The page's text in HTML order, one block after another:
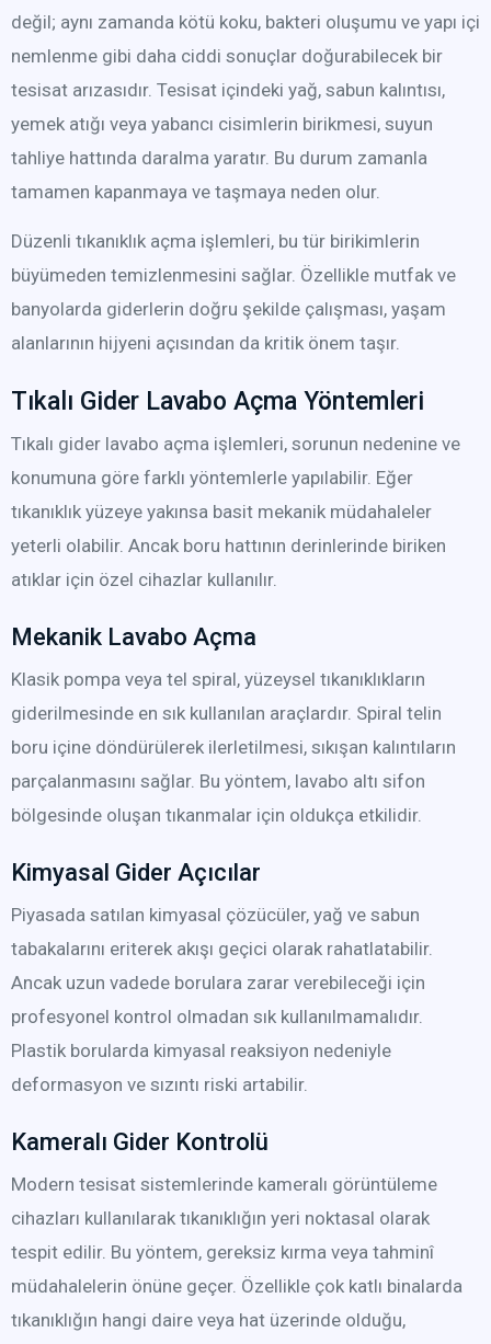
değil; aynı zamanda kötü koku, bakteri oluşumu ve yapı içi
nemlenme gibi daha ciddi sonuçlar doğurabilecek bir
tesisat arızasıdır. Tesisat içindeki yağ, sabun kalıntısı,
yemek atığı veya yabancı cisimlerin birikmesi, suyun
tahliye hattında daralma yaratır. Bu durum zamanla
tamamen kapanmaya ve taşmaya neden olur.
Düzenli tıkanıklık açma işlemleri, bu tür birikimlerin
büyümeden temizlenmesini sağlar. Özellikle mutfak ve
banyolarda giderlerin doğru şekilde çalışması, yaşam
alanlarının hijyeni açısından da kritik önem taşır.
Tıkalı Gider Lavabo Açma Yöntemleri
Tıkalı gider lavabo açma işlemleri, sorunun nedenine ve
konumuna göre farklı yöntemlerle yapılabilir. Eğer
tıkanıklık yüzeye yakınsa basit mekanik müdahaleler
yeterli olabilir. Ancak boru hattının derinlerinde biriken
atıklar için özel cihazlar kullanılır.
Mekanik Lavabo Açma
Klasik pompa veya tel spiral, yüzeysel tıkanıklıkların
giderilmesinde en sık kullanılan araçlardır. Spiral telin
boru içine döndürülerek ilerletilmesi, sıkışan kalıntıların
parçalanmasını sağlar. Bu yöntem, lavabo altı sifon
bölgesinde oluşan tıkanmalar için oldukça etkilidir.
Kimyasal Gider Açıcılar
Piyasada satılan kimyasal çözücüler, yağ ve sabun
tabakalarını eriterek akışı geçici olarak rahatlatabilir.
Ancak uzun vadede borulara zarar verebileceği için
profesyonel kontrol olmadan sık kullanılmamalıdır.
Plastik borularda kimyasal reaksiyon nedeniyle
deformasyon ve sızıntı riski artabilir.
Kameralı Gider Kontrolü
Modern tesisat sistemlerinde kameralı görüntüleme
cihazları kullanılarak tıkanıklığın yeri noktasal olarak
tespit edilir. Bu yöntem, gereksiz kırma veya tahminî
müdahalelerin önüne geçer. Özellikle çok katlı binalarda
tıkanıklığın hangi daire veya hat üzerinde olduğu,